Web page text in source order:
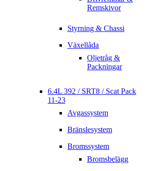
Remskivor
Styrning & Chassi
Växellåda
Oljetråg &
Packningar
6.4L 392 / SRT8 / Scat Pack
11-23
Avgassystem
Bränslesystem
Bromssystem
Bromsbelägg